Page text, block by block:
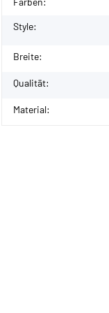
Style:
Breite:
Qualität:
Material: